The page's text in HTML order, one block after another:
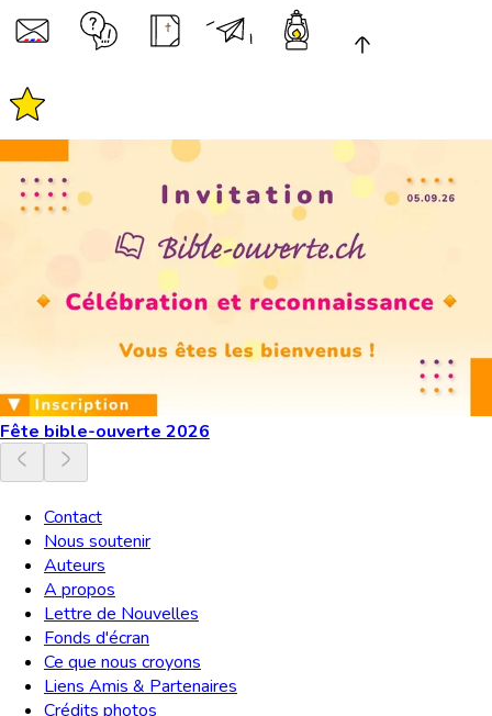
Fête bible-ouverte 2026
Contact
Nous soutenir
Auteurs
A propos
Lettre de Nouvelles
Fonds d'écran
Ce que nous croyons
Liens Amis & Partenaires
Crédits photos